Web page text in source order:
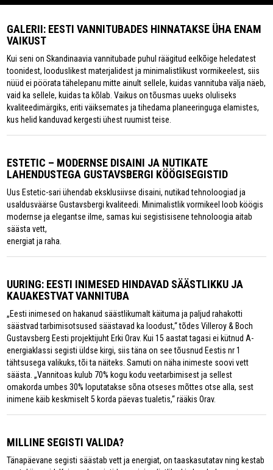
GALERII: EESTI VANNITUBADES HINNATAKSE ÜHA ENAM
VAIKUST
Kui seni on Skandinaavia vannitubade puhul räägitud eelkõige heledatest
toonidest, looduslikest materjalidest ja minimalistlikust vormikeelest, siis
nüüd ei pöörata tähelepanu mitte ainult sellele, kuidas vannituba välja näeb,
vaid ka sellele, kuidas ta kõlab. Vaikus on tõusmas uueks oluliseks
kvaliteedimärgiks, eriti väiksemates ja tihedama planeeringuga elamistes,
kus helid kanduvad kergesti ühest ruumist teise.
ESTETIC – MODERNSE DISAINI JA NUTIKATE
LAHENDUSTEGA GUSTAVSBERGI KÖÖGISEGISTID
Uus Estetic-sari ühendab eksklusiivse disaini, nutikad tehnoloogiad ja
usaldusväärse Gustavsbergi kvaliteedi. Minimalistlik vormikeel loob köögis
modernse ja elegantse ilme, samas kui segistisisene tehnoloogia aitab
säästa vett,
energiat ja raha.
UURING: EESTI INIMESED HINDAVAD SÄÄSTLIKKU JA
KAUAKESTVAT VANNITUBA
„Eesti inimesed on hakanud säästlikumalt käituma ja paljud rahakotti
säästvad tarbimisotsused säästavad ka loodust,“ tõdes Villeroy & Boch
Gustavsberg Eesti projektijuht Erki Orav. Kui 15 aastat tagasi ei kütnud A-
energiaklassi segisti üldse kirgi, siis täna on see tõusnud Eestis nr 1
tähtsusega valikuks, tõi ta näiteks. Samuti on näha inimeste soovi vett
säästa. „Vannitoas kulub 70% kogu kodu veetarbimisest ja sellest
omakorda umbes 30% loputatakse sõna otseses mõttes otse alla, sest
inimene käib keskmiselt 5 korda päevas tualetis,“ rääkis Orav.
MILLINE SEGISTI VALIDA?
Tänapäevane segisti säästab vett ja energiat, on taaskasutatav ning kestab